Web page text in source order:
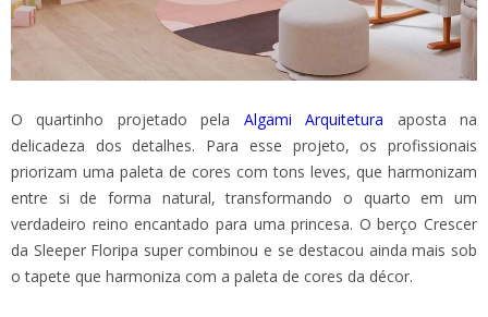
O quartinho projetado pela Algami Arquitetura aposta na
delicadeza dos detalhes. Para esse projeto, os profissionais
priorizam uma paleta de cores com tons leves, que harmonizam
entre si de forma natural, transformando o quarto em um
verdadeiro reino encantado para uma princesa. O berço Crescer
da Sleeper Floripa super combinou e se destacou ainda mais sob
o tapete que harmoniza com a paleta de cores da décor.